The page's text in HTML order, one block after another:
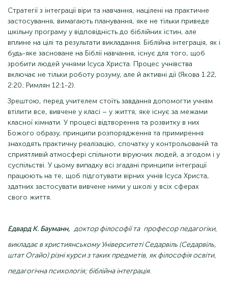
Стратегії з інтеграції віри та навчання, націлені на практичне
застосування, вимагають планування, яке не тільки приведе
шкільну програму у відповідність до біблійних істин, але
вплине на цілі та результати викладання. Біблійна інтеграція, як і
будь-яке засноване на Біблії навчання, існує для того, щоб
зробити людей учнями Ісуса Христа. Процес учнівства
включає не тільки роботу розуму, але й активні дії (Якова 1:22,
2:20; Римлян 12:1-2).
Зрештою, перед учителем стоїть завдання допомогти учням
втілити все, вивчене у класі – у життя, яке існує за межами
класної кімнати. У процесі відтворення та розвитку в них
Божого образу, принципи розпорядження та примирення
знаходять практичну реалізацію, спочатку у контрольованій та
сприятливій атмосфері спільноти віруючих людей, а згодом і у
суспільстві. У цьому випадку всі згадані принципи інтеграції
працюють на те, щоб підготувати вірних учнів Ісуса Христа,
здатних застосувати вивчене ними у школі у всіх сферах
свого життя.
Едвард К. Бауманн, доктор філософії та професор педагогіки,
викладає в християнському Університеті Седарвіль (Седарвіль,
штат Огайо) різні курси з таких предметів, як філософія освіти,
педагогічна психологія; біблійна інтеграція.